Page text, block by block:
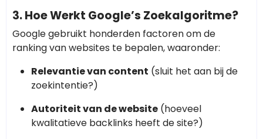
3. Hoe Werkt Google’s Zoekalgoritme?
Google gebruikt honderden factoren om de
ranking van websites te bepalen, waaronder:
Relevantie van content (sluit het aan bij de
zoekintentie?)
Autoriteit van de website (hoeveel
kwalitatieve backlinks heeft de site?)